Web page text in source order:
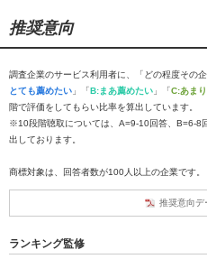
推奨意向
調査企業のサービス利用者に、「どの程度その
とても薦めたい 」「B:まあ薦めたい 」「C:あま
階で評価をしてもらい比率を算出しています。
※10段階聴取については、A=9-10回答、B=6-8
出しております。
商標対象は、回答者数が100人以上の企業です。
推奨意向デ
ランキング監修